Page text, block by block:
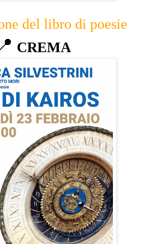
del libro di poesie
CREMA